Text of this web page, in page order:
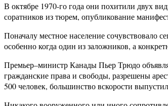
В октябре 1970-го года они похитили двух
соратников из тюрем, опубликование
Поначалу местное население сочувствовало
особенно когда один из заложников, а
Премьер–министр Канады Пьер Трюдо
гражданские права и свободы, разрешены
500 человек, большинство вскорости